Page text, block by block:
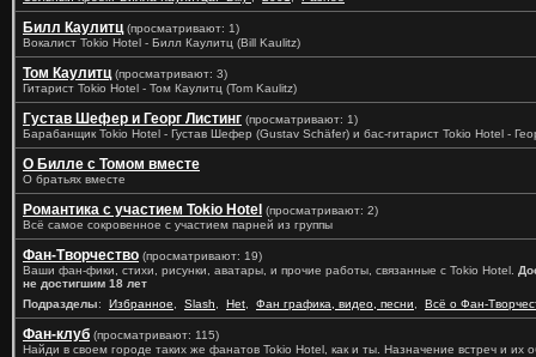
Билл Каулитц (просматривают: 1)
Вокалист Tokio Hotel - Билл Каулитц (Bill Kaulitz)
Том Каулитц (просматривают: 3)
Гитарист Tokio Hotel - Том Каулитц (Tom Kaulitz)
Густав Шефер и Георг Листинг (просматривают: 1)
Барабанщик Tokio Hotel - Густав Шефер (Gustav Schäfer) и бас-гитарист Tokio Hotel -
О Билле с Томом вместе
О братьях вместе
Романтика с участием Tokio Hotel (просматривают: 2)
Всё самое сокровенное с участием парней из группы
Фан-Творчество (просматривают: 19)
Ваши фан-фики, стихи, рисунки, аватары, и прочие работы, связанные с Tokio Hotel.
не достигшим 18 лет
Подразделы: Избранное Slash Het Фан графика, видео, песни Всё о Фан-
Фан-клуб (просматривают: 115)
Найди в своем городе таких же фанатов Tokio Hotel, как и ты. Назначение встреч и их